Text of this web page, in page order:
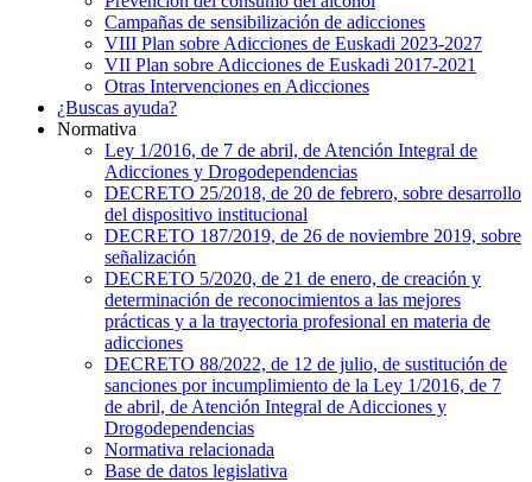
Campañas de sensibilización de adicciones
VIII Plan sobre Adicciones de Euskadi 2023-2027
VII Plan sobre Adicciones de Euskadi 2017-2021
Otras Intervenciones en Adicciones
¿Buscas ayuda?
Normativa
Ley 1/2016, de 7 de abril, de Atención Integral de
Adicciones y Drogodependencias
DECRETO 25/2018, de 20 de febrero, sobre desarrollo
del dispositivo institucional
DECRETO 187/2019, de 26 de noviembre 2019, sobre
señalización
DECRETO 5/2020, de 21 de enero, de creación y
determinación de reconocimientos a las mejores
prácticas y a la trayectoria profesional en materia de
adicciones
DECRETO 88/2022, de 12 de julio, de sustitución de
sanciones por incumplimiento de la Ley 1/2016, de 7
de abril, de Atención Integral de Adicciones y
Drogodependencias
Normativa relacionada
Base de datos legislativa